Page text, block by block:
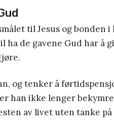
til Jesus og bonden i
de gavene Gud har å
og tenker å
han ikke lenger
av livet uten tanke